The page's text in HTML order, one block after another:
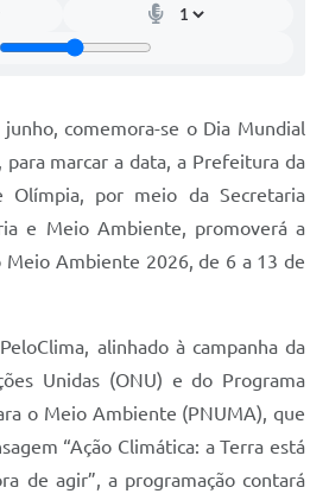
comemora-se o Dia Mundial
marcar a data, a Prefeitura da
Olímpia, por meio da Secretaria
e Meio Ambiente, promoverá a
Meio Ambiente 2026, de 6 a 13 de
alinhado à campanha da
Unidas (ONU) e do Programa
o Meio Ambiente (PNUMA), que
“Ação Climática: a Terra está
de agir”, a programação contará